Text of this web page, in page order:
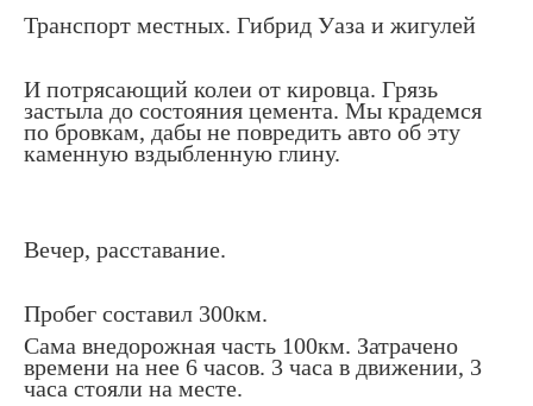
Транспорт местных. Гибрид Уаза и жигулей
И потрясающий колеи от кировца. Грязь
застыла до состояния цемента. Мы крадемся
по бровкам, дабы не повредить авто об эту
каменную вздыбленную глину.
Вечер, расставание.
Пробег составил 300км.
Сама внедорожная часть 100км. Затрачено
времени на нее 6 часов. 3 часа в движении, 3
часа стояли на месте.